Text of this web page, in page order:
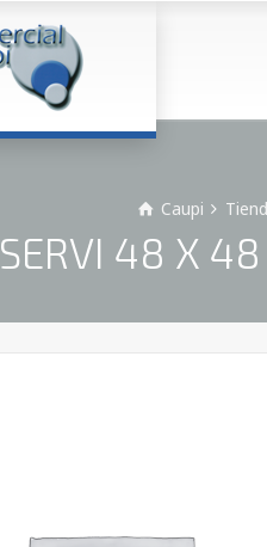
Caupi
SERVI 48 X